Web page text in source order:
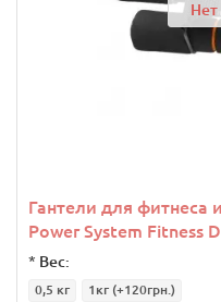
Нет
Гантели для фитнеса
Power System Fitness
* Вес:
0,5 кг 1кг (+120грн.)